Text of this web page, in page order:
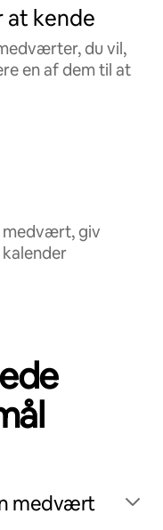
kende
du vil,
en af dem til at
medvært, giv
medvært